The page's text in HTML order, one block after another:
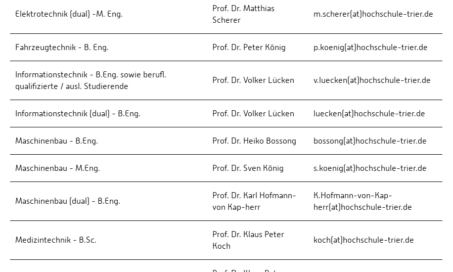
Elektrotechnik (dual) -M. Eng.
Prof. Dr. Matthias
Scherer
m.scherer(at)hochschule-trier.de
Fahrzeugtechnik - B. Eng. Prof. Dr. Peter König p.koenig(at)hochschule-trier.de
Informationstechnik - B.Eng. sowie berufl.
qualifizierte / ausl. Studierende
Prof. Dr. Volker Lücken v.luecken(at)hochschule-trier.de
Informationstechnik (dual) - B.Eng. Prof. Dr. Volker Lücken luecken(at)hochschule-trier.de
Maschinenbau - B.Eng. Prof. Dr. Heiko Bossong bossong(at)hochschule-trier.de
Maschinenbau - M.Eng. Prof. Dr. Sven König s.koenig(at)hochschule-trier.de
Maschinenbau (dual) - B.Eng.
Prof. Dr. Karl Hofmann-
von Kap-herr
K.Hofmann-von-Kap-
herr(at)hochschule-trier.de
Medizintechnik - B.Sc.
Prof. Dr. Klaus Peter
Koch
koch(at)hochschule-trier.de